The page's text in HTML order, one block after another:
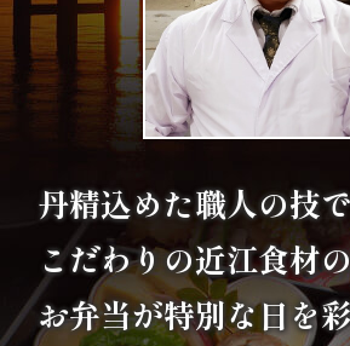
敷
舗
案
丹精込めた職人の技で
こだわりの近江食材
お弁当が特別な日を